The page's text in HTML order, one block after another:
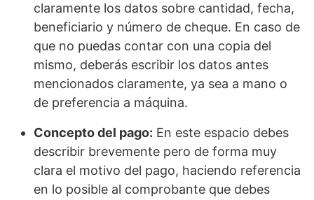
claramente los datos sobre cantidad, fecha,
beneficiario y número de cheque. En caso de
que no puedas contar con una copia del
mismo, deberás escribir los datos antes
mencionados claramente, ya sea a mano o
de preferencia a máquina.
Concepto del pago: En este espacio debes
describir brevemente pero de forma muy
clara el motivo del pago, haciendo referencia
en lo posible al comprobante que debes